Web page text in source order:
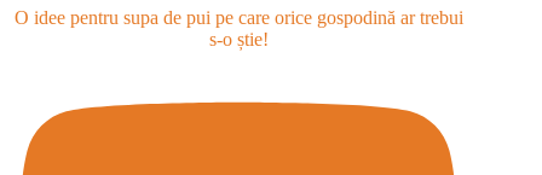
O idee pentru supa de pui pe care orice gospodină ar trebui
s-o știe!